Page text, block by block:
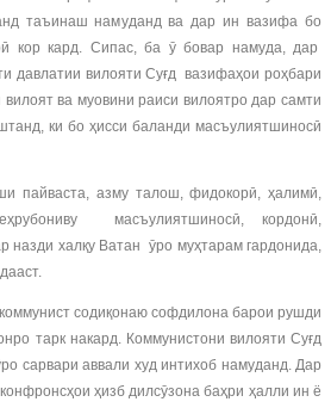
таъинаш намуданд ва дар ин вазифа бо
кор кард. Сипас, ба ӯ бовар намуда, дар
давлатии вилояти Суғд вазифаҳои роҳбари
ва муовини раиси вилоятро дар самти
ки бо ҳисси баланди масъулиятшиносӣ
пайваста, азму талош, фидокорӣ, ҳалимӣ,
масъулиятшиносӣ, кордонӣ,
назди халқу Ватан ӯро муҳтарам гардонида,
содиқонаю софдилона барои рушди
тарк накард. Коммунистони вилояти Суғд
сарвари аввали худ интихоб намуданд. Дар
ҳизб дилсӯзона баҳри ҳалли ин ё